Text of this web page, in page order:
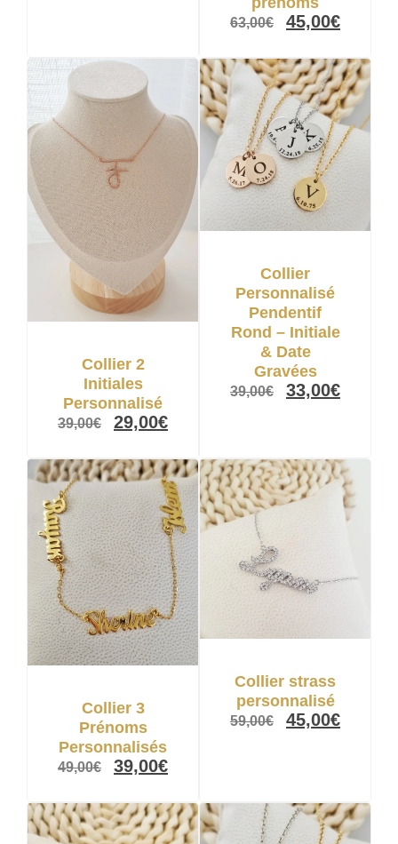
63,00€ 45,00€
Collier 2
Initiales
Personnalisé
39,00€ 29,00€
Collier
Personnalisé
Pendentif
Rond – Initiale
& Date
Gravées
39,00€ 33,00€
Collier 3
Prénoms
Personnalisés
49,00€ 39,00€
Collier strass
personnalisé
59,00€ 45,00€